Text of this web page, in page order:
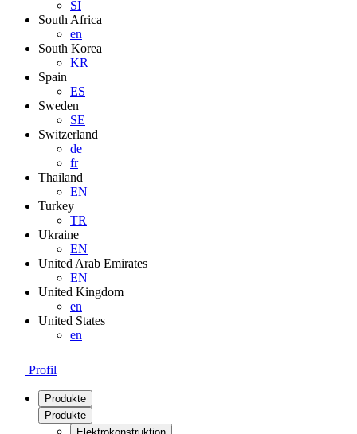
SI
South Africa
en
South Korea
KR
Spain
ES
Sweden
SE
Switzerland
de
fr
Thailand
EN
Turkey
TR
Ukraine
EN
United Arab Emirates
EN
United Kingdom
en
United States
en
Profil
Produkte
Produkte